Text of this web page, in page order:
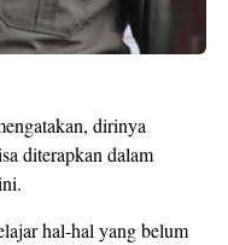
dirinya
diterapkan dalam
hal-hal yang belum